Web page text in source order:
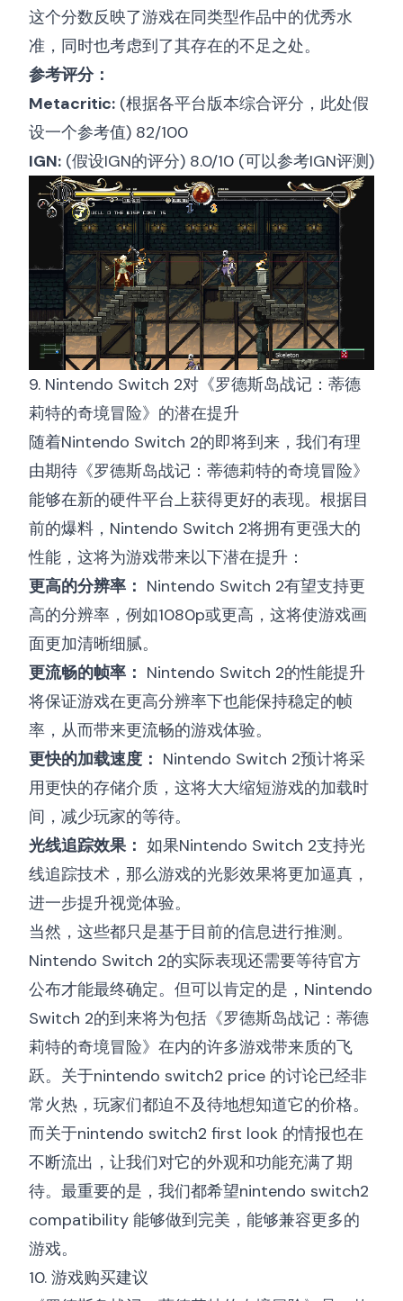
这个分数反映了游戏在同类型作品中的优秀水
准，同时也考虑到了其存在的不足之处。
参考评分：
Metacritic: (根据各平台版本综合评分，此处假
设一个参考值) 82/100
IGN: (假设IGN的评分) 8.0/10 (可以参考IGN评测)
9. Nintendo Switch 2对《罗德斯岛战记：蒂德
莉特的奇境冒险》的潜在提升
随着Nintendo Switch 2的即将到来，我们有理
由期待《罗德斯岛战记：蒂德莉特的奇境冒险》
能够在新的硬件平台上获得更好的表现。根据目
前的爆料，Nintendo Switch 2将拥有更强大的
性能，这将为游戏带来以下潜在提升：
更高的分辨率： Nintendo Switch 2有望支持更
高的分辨率，例如1080p或更高，这将使游戏画
面更加清晰细腻。
更流畅的帧率： Nintendo Switch 2的性能提升
将保证游戏在更高分辨率下也能保持稳定的帧
率，从而带来更流畅的游戏体验。
更快的加载速度： Nintendo Switch 2预计将采
用更快的存储介质，这将大大缩短游戏的加载时
间，减少玩家的等待。
光线追踪效果： 如果Nintendo Switch 2支持光
线追踪技术，那么游戏的光影效果将更加逼真，
进一步提升视觉体验。
当然，这些都只是基于目前的信息进行推测。
Nintendo Switch 2的实际表现还需要等待官方
公布才能最终确定。但可以肯定的是，Nintendo
Switch 2的到来将为包括《罗德斯岛战记：蒂德
莉特的奇境冒险》在内的许多游戏带来质的飞
跃。关于nintendo switch2 price 的讨论已经非
常火热，玩家们都迫不及待地想知道它的价格。
而关于nintendo switch2 first look 的情报也在
不断流出，让我们对它的外观和功能充满了期
待。最重要的是，我们都希望nintendo switch2
compatibility 能够做到完美，能够兼容更多的
游戏。
10. 游戏购买建议